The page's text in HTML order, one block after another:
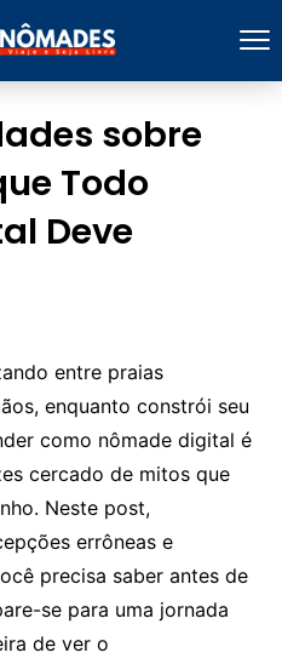
sobre
Todo
Deve
entre praias
enquanto constrói seu
como nômade digital é
cercado de mitos que
Neste post,
errôneas e
precisa saber antes de
se para uma jornada
de ver o